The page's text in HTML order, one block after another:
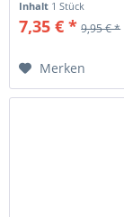
Inhalt 1 Stück
7,35 € * 9,95 € *
Merken